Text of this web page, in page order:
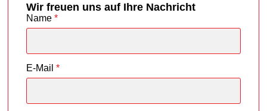
Wir freuen uns auf Ihre Nachricht
Name *
E-Mail *